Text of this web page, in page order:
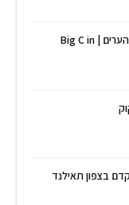
ביג סי תאילנד - מרכזי קניות בכל הערים | Big C in